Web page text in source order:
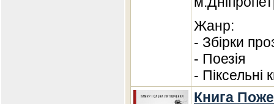
Жанр:
- Збірки
- Поезія
- Піксельні
Книга